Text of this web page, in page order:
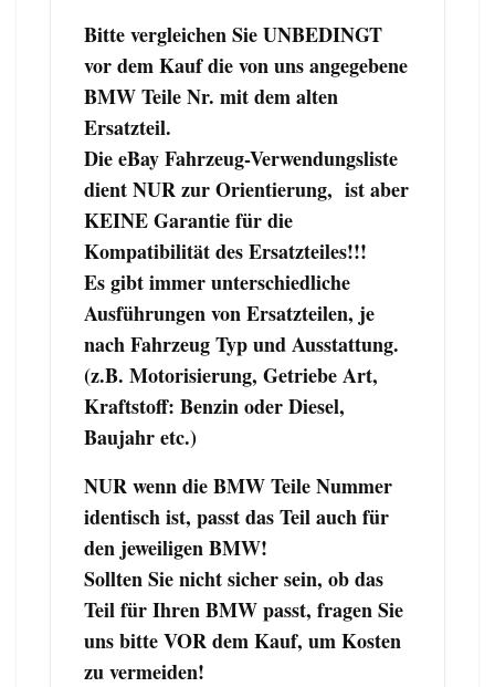
Bitte vergleichen Sie UNBEDINGT
vor dem Kauf die von uns angegebene
BMW Teile Nr. mit dem alten
Ersatzteil.
Die eBay Fahrzeug-Verwendungsliste
dient NUR zur Orientierung, ist aber
KEINE Garantie für die
Kompatibilität des Ersatzteiles!!!
Es gibt immer unterschiedliche
Ausführungen von Ersatzteilen, je
nach Fahrzeug Typ und Ausstattung.
(z.B. Motorisierung, Getriebe Art,
Kraftstoff: Benzin oder Diesel,
Baujahr etc.)
NUR wenn die BMW Teile Nummer
identisch ist, passt das Teil auch für
den jeweiligen BMW!
Sollten Sie nicht sicher sein, ob das
Teil für Ihren BMW passt, fragen Sie
uns bitte VOR dem Kauf, um Kosten
zu vermeiden!